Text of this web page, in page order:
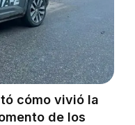
cómo vivió la
de los